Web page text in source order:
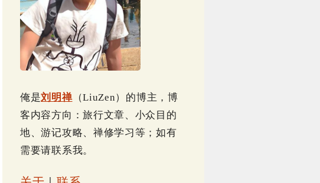
俺是刘明禅（LiuZen）的博主，博
客内容方向：旅行文章、小众目的
地、游记攻略、禅修学习等；如有
需要请联系我。